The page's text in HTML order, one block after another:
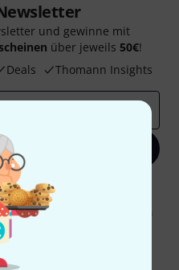
und gewinne mit
über jeweils 50€!
Deals Thomann Insights
Sie dem Erhalt von E-Mail-
Mail-Nutzungsverhaltens zu. Die
Informationen finden Sie in